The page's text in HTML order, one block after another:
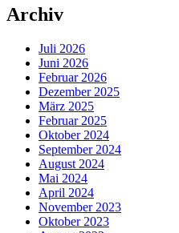
Archiv
Juli 2026
Juni 2026
Februar 2026
Dezember 2025
März 2025
Februar 2025
Oktober 2024
September 2024
August 2024
Mai 2024
April 2024
November 2023
Oktober 2023